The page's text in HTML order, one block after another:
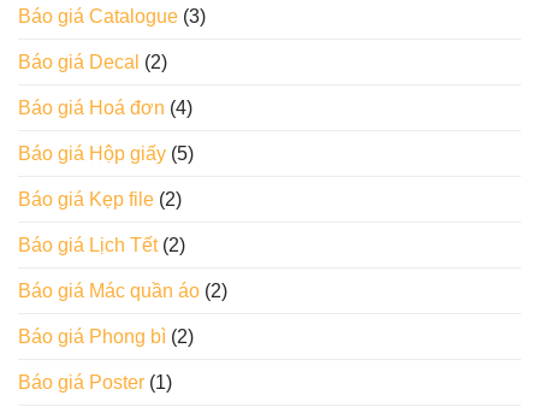
Báo giá Catalogue (3)
Báo giá Decal (2)
Báo giá Hoá đơn (4)
Báo giá Hộp giấy (5)
Báo giá Kẹp file (2)
Báo giá Lịch Tết(2)
Báo giá Mác quần áo (2)
Báo giá Phong bì (2)
Báo giá Poster (1)